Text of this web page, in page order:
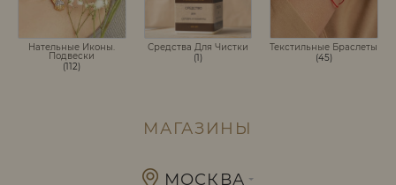
Нательные Иконы.
Подвески
(112)
Средства Для Чистки
(1)
Текстильные Браслеты
(45)
МАГАЗИНЫ
МОСКВА